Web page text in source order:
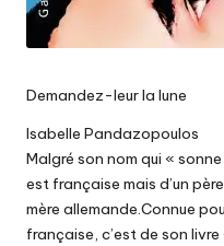
Demandez-leur la lune
Isabelle Pandazopoulos
Malgré son nom qui «
est française mais d’un
mère allemande.Connue
française, c’est de son